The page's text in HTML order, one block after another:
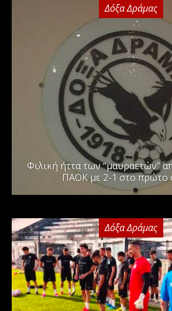
Δόξα Δράμας
Φιλική ήττα των “μαυραετών”
ΠΑΟΚ με 2-1 στο πρώτο
Δόξα Δράμας